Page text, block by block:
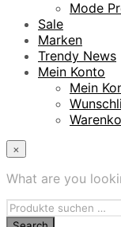
Mode
Sale
Marken
Trendy News
Mein Konto
Mein
×
What are you